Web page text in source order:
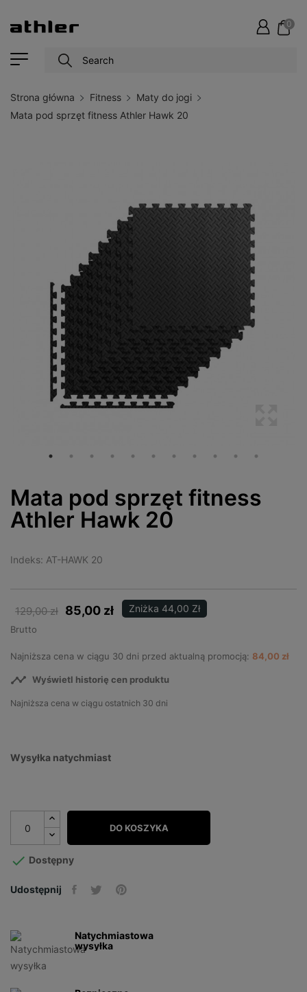
0
Strona główna Fitness
Maty do jogi
Mata pod sprzęt fitness Athler Hawk 20
Mata pod sprzęt fitness
Athler Hawk 20
Indeks: AT-HAWK 20
129,00 zł 85,00 zł Zniżka 44,00 Zł
Brutto
Najniższa cena w ciągu 30 dni przed aktualną promocją: 84,00 zł
 Wyświetl historię cen produktu
Najniższa cena w ciągu ostatnich 30 dni
Wysyłka natychmiast
DO KOSZYKA
 Dostępny
Udostępnij
Natychmiastowa
wysyłka